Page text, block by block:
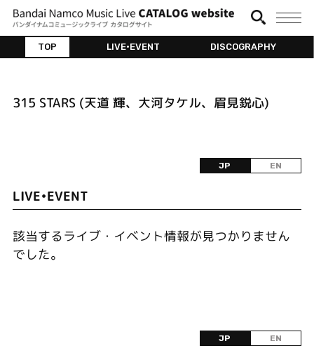
TOP LIVE•EVENT DISCOGRAPHY
315 STARS (天道 輝、大河タケル、眉見鋭心)
JP EN
LIVE•EVENT
該当するライブ・イベント情報が見つかりません
でした。
JP EN